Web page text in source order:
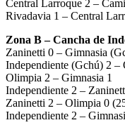
Central Larroque 2 –
Rivadavia 1 – Central
Zona B – Cancha de
Zaninetti 0 – Gimnasia
Independiente (Gchú) 2
Olimpia 2 – Gimnasia 1
Independiente 2 –
Zaninetti 2 – Olimpia 0
Independiente 2 –